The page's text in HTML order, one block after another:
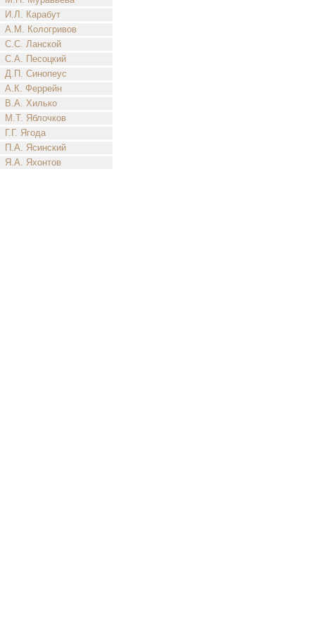
И.Л. Карабут
А.М. Кологривов
С.С. Ланской
С.А. Песоцкий
Д.П. Синопеус
А.К. Феррейн
В.А. Хилько
М.Т. Яблочков
Г.Г. Ягода
П.А. Ясинский
Я.А. Яхонтов